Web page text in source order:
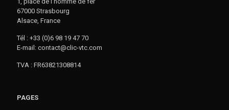
67000 Strasbourg
Alsace, France
Tél : +33 (0)6 98 19 47 70
E-mail: contact@clic-vtc.com
TVA : FR63821308814
PAGES